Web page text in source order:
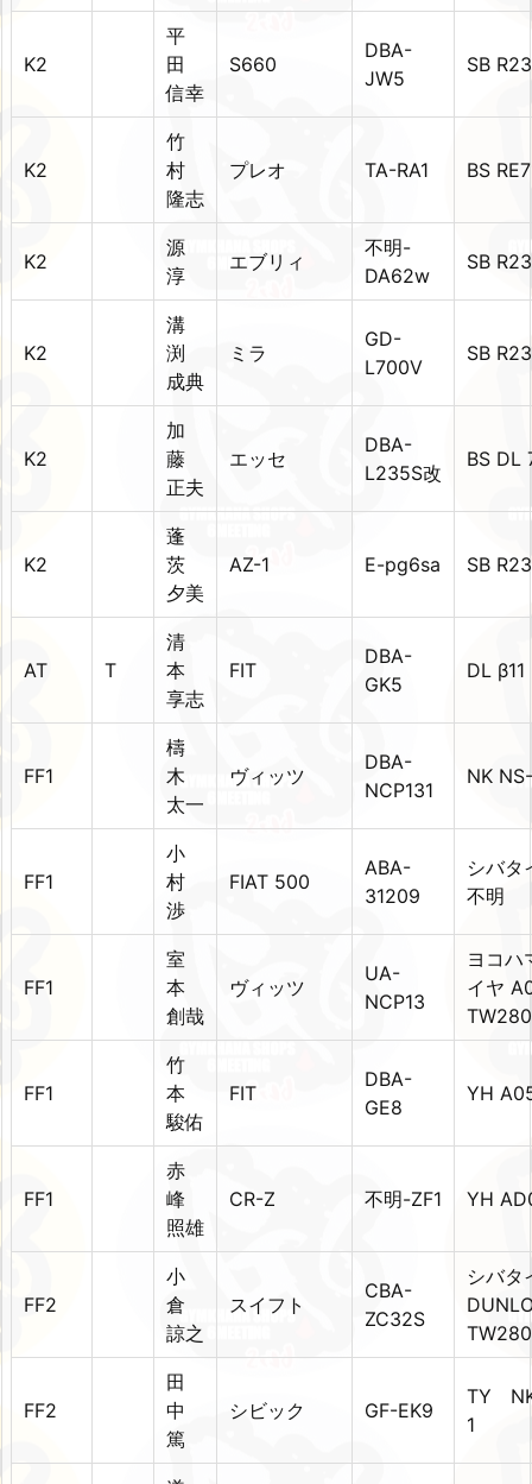
K2
平
田
信幸
S660
DBA-
JW5
SB
K2
竹
村
隆志
プレオ TA-RA1 BS
K2
源
淳
エブリィ
不明-
DA62w
SB
K2
溝
渕
成典
ミラ
GD-
L700V
SB
K2
加
藤
正夫
エッセ
DBA-
L235S改
BS DL
K2
蓬
茨
夕美
AZ-1 E-pg6sa SB
AT T
清
本
享志
FIT
DBA-
GK5
DL
FF1
檮
木
太一
ヴィッツ
DBA-
NCP131
NK
FF1
小
村
渉
FIAT 500
ABA-
31209
シバタ
不明
FF1
室
本
創哉
ヴィッツ
UA-
NCP13
ヨコハ
イヤ
TW280
FF1
竹
本
駿佑
FIT
DBA-
GE8
YH
FF1
赤
峰
照雄
CR-Z 不明-ZF1 YH
FF2
小
倉
諒之
スイフト
CBA-
ZC32S
シバタ
FF2
田
中
篤
シビック GF-EK9
TY NK
1